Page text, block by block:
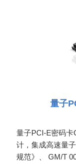
量子
量子PCI-E密码
计，集成高速量
规范》、 GM/T